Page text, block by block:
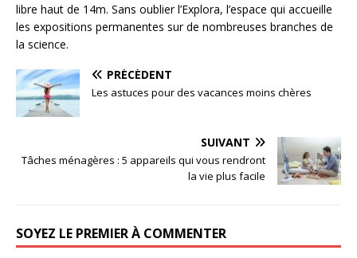
libre haut de 14m. Sans oublier l’Explora, l’espace qui accueille
les expositions permanentes sur de nombreuses branches de
la science.
PRÉCÉDENT
Les astuces pour des vacances moins chères
SUIVANT
Tâches ménagères : 5 appareils qui vous rendront
la vie plus facile
SOYEZ LE PREMIER À COMMENTER